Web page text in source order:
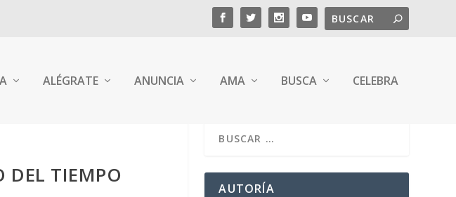
ALÉGRATE ANUNCIA AMA BUSCA CELEBRA
DEL TIEMPO
AUTORÍA